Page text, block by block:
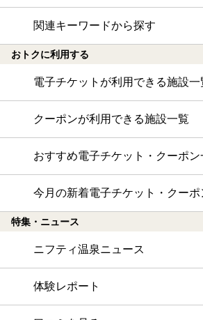
関連キーワードから探す
おトクに利用する
電子チケットが利用できる施設一
クーポンが利用できる施設一覧
おすすめ電子チケット・クーポン
今月の新着電子チケット・クーポ
特集・ニュース
ニフティ温泉ニュース
体験レポート